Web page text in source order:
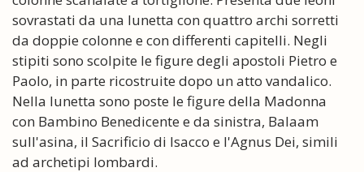
sovrastati da una lunetta con quattro archi sorretti
da doppie colonne e con differenti capitelli. Negli
stipiti sono scolpite le figure degli apostoli Pietro e
Paolo, in parte ricostruite dopo un atto vandalico.
Nella lunetta sono poste le figure della Madonna
con Bambino Benedicente e da sinistra, Balaam
sull'asina, il Sacrificio di Isacco e l'Agnus Dei, simili
ad archetipi lombardi.